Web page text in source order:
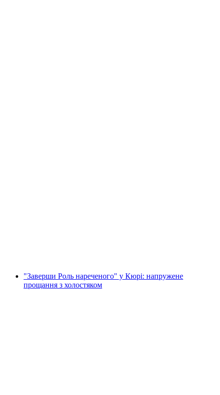
"Заверши Роль нареченого" у Кюрі: напружене
прощання з холостяком